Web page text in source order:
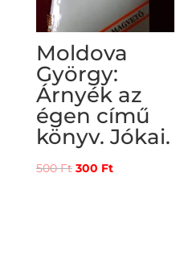
Moldova
György:
Árnyék az
égen című
könyv. Jókai.
500Ft Original
300 FtCurrent